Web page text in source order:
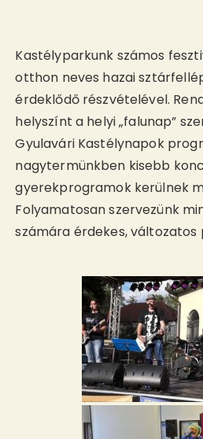
Kastélyparkunk számos
otthon neves hazai
érdeklődő részvételével.
helyszínt a helyi „falunap”
Gyulavári Kastélynapok
nagytermünkben kisebb
gyerekprogramok kerülnek
Folyamatosan szervezünk
számára érdekes,